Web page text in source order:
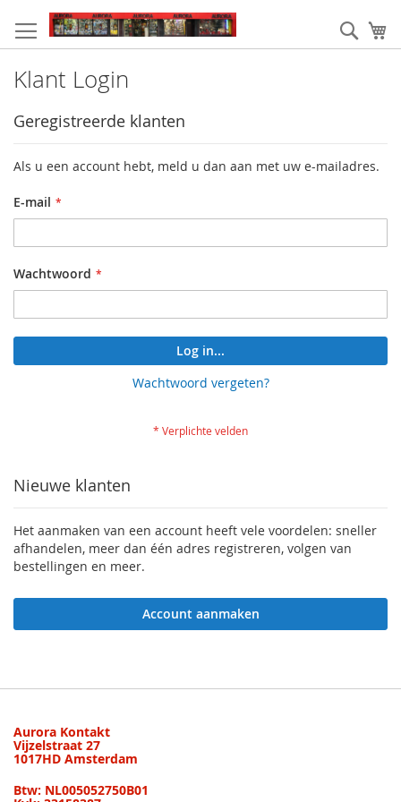
naar
de
Zoek
Klant Login
Geregistreerde klanten
Als u een account hebt, meld u dan aan met uw e-mailadres.
E-mail
Wachtwoord
Log in...
Wachtwoord vergeten?
Nieuwe klanten
Het aanmaken van een account heeft vele voordelen: sneller
afhandelen, meer dan één adres registreren, volgen van
bestellingen en meer.
Account aanmaken
Aurora Kontakt
Vijzelstraat 27
1017HD Amsterdam
Btw: NL005052750B01